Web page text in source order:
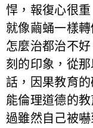
悍，報復心很
就像繭蛹一樣
怎麼治都治不
刻的印象，從
話，因果教育
能倫理道德的
過雖然自己被